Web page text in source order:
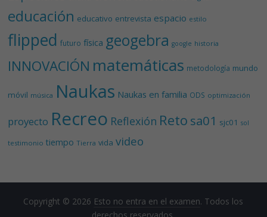
educación educativo entrevista espacio estilo
flipped futuro física geogebra google historia
INNOVACIÓN matemáticas metodología mundo
móvil música Naukas Naukas en familia ODS optimización
proyecto Recreo Reflexión Reto sa01 sjc01 sol
testimonio tiempo Tierra vida video
Copyright © 2026 Esto no entra en el examen. Todos los